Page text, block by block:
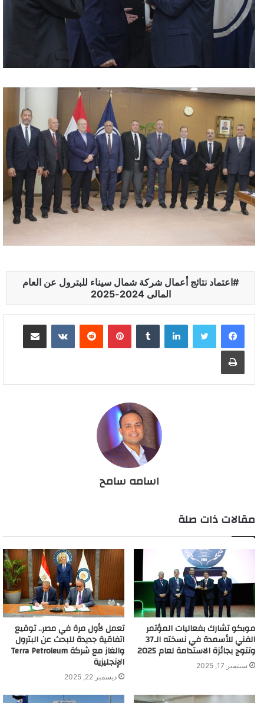
اعتماد نتائج أعمال شركة شمال سيناء للبترول عن العام
المالى 2024-2025
لينكدإن بينتيريست مشاركة عبر البريد
طباعة
اسامه سامح
مقالات ذات صلة
موبكو تشارك بفعاليات المؤتمر
الفني للأسمدة في نسخته الـ37
وتتوج بجائزة الاستدامة لعام 2025
سبتمبر 17, 2025
تعمل لأول مرة في مصر.. توقيع
اتفاقية جديدة للبحث عن البترول
والغاز مع شركة Terra Petroleum
الإنجليزية
ديسمبر 22, 2025